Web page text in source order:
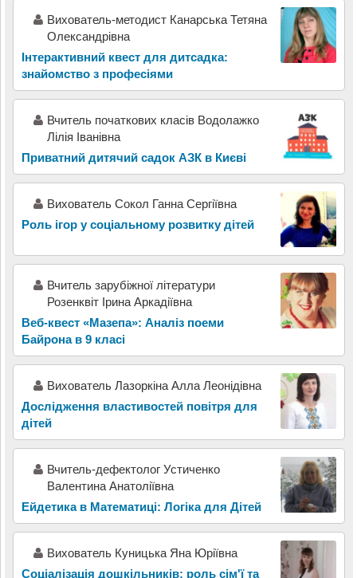
Вихователь-методист Канарська Тетяна
Олександрівна
Інтерактивний квест для дитсадка:
знайомство з професіями
Вчитель початкових класів Водолажко
Лілія Іванівна
Приватний дитячий садок АЗК в Києві
Вихователь Сокол Ганна Сергіївна
Роль ігор у соціальному розвитку дітей
Вчитель зарубіжної літератури
Розенквіт Ірина Аркадіївна
Веб-квест «Мазепа»: Аналіз поеми
Байрона в 9 класі
Вихователь Лазоркіна Алла Леонідівна
Дослідження властивостей повітря для
дітей
Вчитель-дефектолог Устиченко
Валентина Анатоліївна
Ейдетика в Математиці: Логіка для Дітей
Вихователь Куницька Яна Юріївна
Соціалізація дошкільників: роль сім'ї та